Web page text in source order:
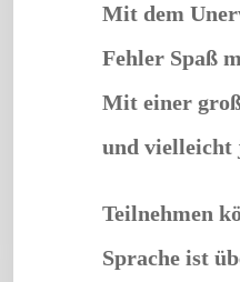
Mit dem
Fehler Spaß
Mit einer
und vielleicht
Teilnehmen
Sprache ist